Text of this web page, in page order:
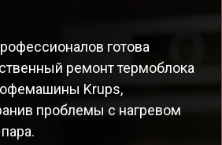
готова
ремонт термоблока
Krups,
проблемы с нагревом